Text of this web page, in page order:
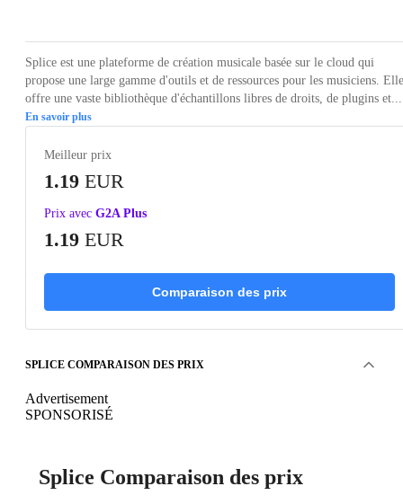
Splice est une plateforme de création musicale basée sur le cloud qui
propose une large gamme d'outils et de ressources pour les musiciens. Elle
offre une vaste bibliothèque d'échantillons libres de droits, de plugins et...
En savoir plus
Meilleur prix
1.19 EUR
Prix avec G2A Plus
1.19 EUR
Comparaison des prix
SPLICE COMPARAISON DES PRIX
Advertisement
SPONSORISÉ
Splice Comparaison des prix